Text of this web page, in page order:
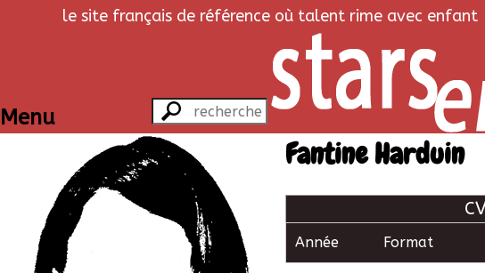
le site français de référence où talent rime avec enfant
Menu
Fantine Harduin
Année Format